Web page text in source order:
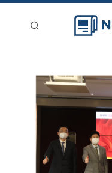
新聞稿分類
登入